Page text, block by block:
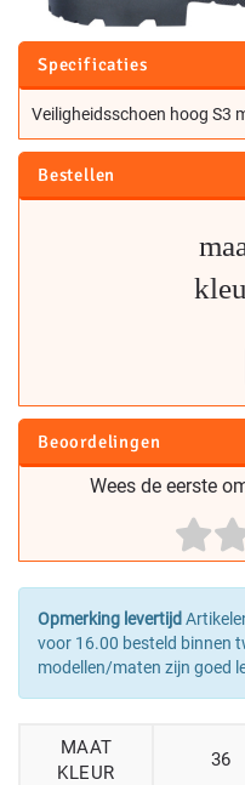
Specificaties
Veiligheidsschoen hoog S3
Bestellen
Beoordelingen
Wees de eerste
Opmerking levertijd
voor 16.00 besteld binnen
modellen/maten zijn goed
MAAT
KLEUR
36